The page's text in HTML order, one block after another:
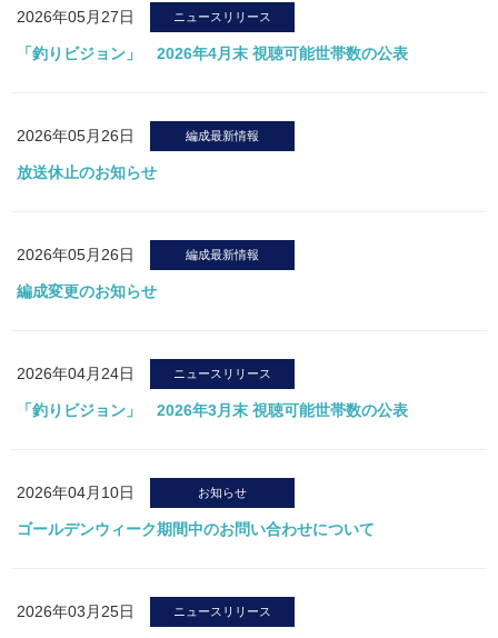
2026年05月27日 ニュースリリース
「釣りビジョン」 2026年4月末 視聴可能世帯数の公表
2026年05月26日 編成最新情報
放送休止のお知らせ
2026年05月26日 編成最新情報
編成変更のお知らせ
2026年04月24日 ニュースリリース
「釣りビジョン」 2026年3月末 視聴可能世帯数の公表
2026年04月10日 お知らせ
ゴールデンウィーク期間中のお問い合わせについて
2026年03月25日 ニュースリリース